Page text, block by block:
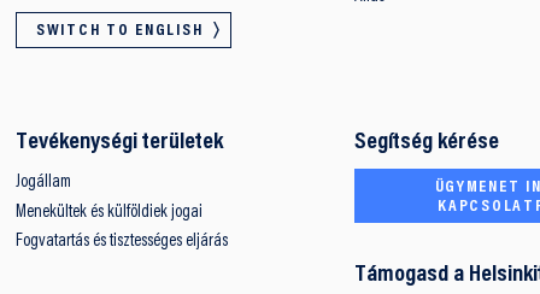
SWITCH TO ENGLISH
Tevékenységi területek
Jogállam
Menekültek és külföldiek jogai
Fogvatartás és tisztességes eljárás
Segítség kérése
ÜGYMENET
Támogasd a